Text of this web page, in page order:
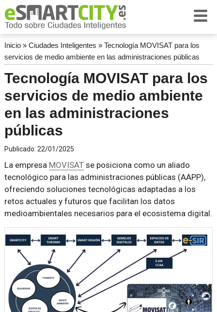
Inicio» Ciudades Inteligentes » Tecnología MOVISAT para los
servicios de medio ambiente en las administraciones públicas
Tecnología MOVISAT para los
servicios de medio ambiente
en las administraciones
públicas
Publicado: 22/01/2025
La empresa MOVISATse posiciona como un aliado
tecnológico para las administraciones públicas (AAPP),
ofreciendo soluciones tecnológicas adaptadas a los
retos actuales y futuros que facilitan los datos
medioambientales necesarios para el ecosistema digital.